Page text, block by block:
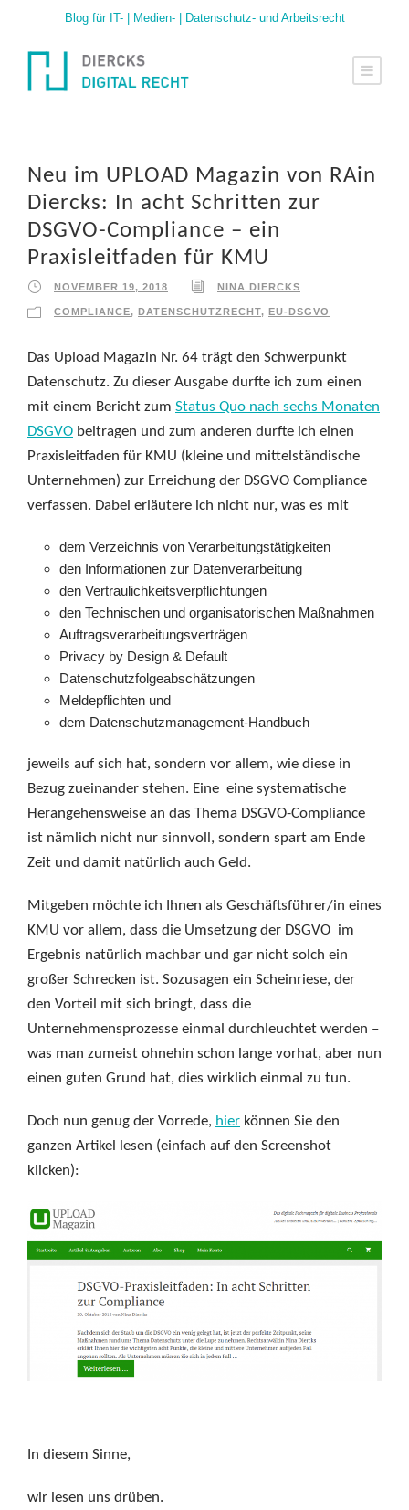
Blog für IT- | Medien- | Datenschutz- und Arbeitsrecht
Neu im UPLOAD Magazin von RAin
Diercks: In acht Schritten zur
DSGVO-Compliance – ein
Praxisleitfaden für KMU
NOVEMBER 19, 2018 NINA DIERCKS
COMPLIANCE, DATENSCHUTZRECHT, EU-DSGVO
Das Upload Magazin Nr. 64 trägt den Schwerpunkt
Datenschutz. Zu dieser Ausgabe durfte ich zum einen
mit einem Bericht zum Status Quo nach sechs Monaten
DSGVO beitragen und zum anderen durfte ich einen
Praxisleitfaden für KMU (kleine und mittelständische
Unternehmen) zur Erreichung der DSGVO Compliance
verfassen. Dabei erläutere ich nicht nur, was es mit
dem Verzeichnis von Verarbeitungstätigkeiten
den Informationen zur Datenverarbeitung
den Vertraulichkeitsverpflichtungen
den Technischen und organisatorischen Maßnahmen
Auftragsverarbeitungsverträgen
Privacy by Design & Default
Datenschutzfolgeabschätzungen
Meldepflichten und
dem Datenschutzmanagement-Handbuch
jeweils auf sich hat, sondern vor allem, wie diese in
Bezug zueinander stehen. Eine eine systematische
Herangehensweise an das Thema DSGVO-Compliance
ist nämlich nicht nur sinnvoll, sondern spart am Ende
Zeit und damit natürlich auch Geld.
Mitgeben möchte ich Ihnen als Geschäftsführer/in eines
KMU vor allem, dass die Umsetzung der DSGVO im
Ergebnis natürlich machbar und gar nicht solch ein
großer Schrecken ist. Sozusagen ein Scheinriese, der
den Vorteil mit sich bringt, dass die
Unternehmensprozesse einmal durchleuchtet werden –
was man zumeist ohnehin schon lange vorhat, aber nun
einen guten Grund hat, dies wirklich einmal zu tun.
Doch nun genug der Vorrede, hier können Sie den
ganzen Artikel lesen (einfach auf den Screenshot
klicken):
In diesem Sinne,
wir lesen uns drüben.